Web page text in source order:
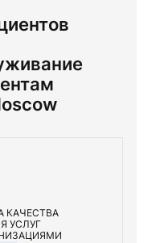
КАЧЕСТВА
УСЛУГ